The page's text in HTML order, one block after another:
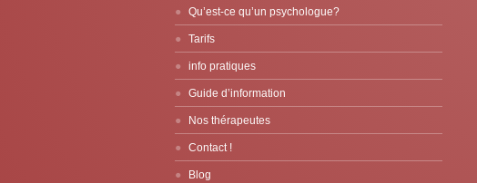
Qu’est-ce qu’un psychologue?
Tarifs
info pratiques
Guide d’information
Nos thérapeutes
Contact !
Blog